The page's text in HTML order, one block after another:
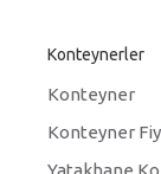
Konteynerler
Konteyner
Konteyner